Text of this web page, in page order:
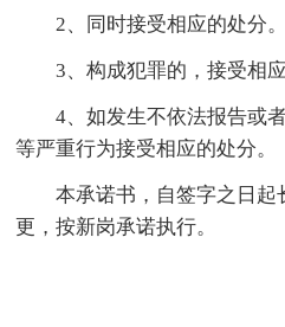
2、同时接受相应的处分。
3、构成犯罪的，接受相
4、如发生不依法报告或
等严重行为接受相应的处分。
本承诺书，自签字之日
更，按新岗承诺执行。